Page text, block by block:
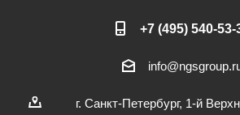
+7 (495) 540-53-
г. Санкт-Петербург, 1-й